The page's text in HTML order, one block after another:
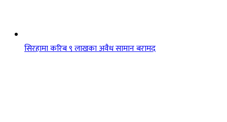
सिरहामा करिब ९ लाखका अवैध सामान बरामद